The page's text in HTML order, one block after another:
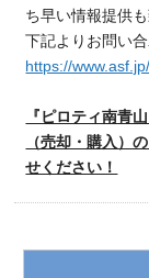
ち早い情報提供も
下記よりお問い合
https://
『ピロティ南青
（売却・購入）
せください！